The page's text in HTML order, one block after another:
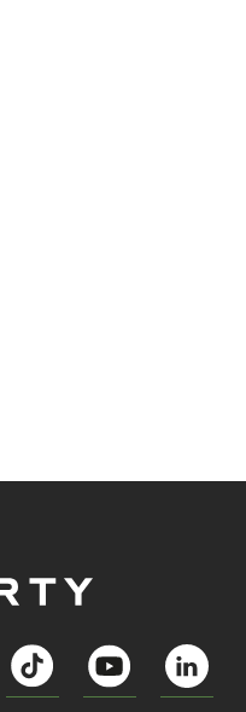
Freiheit zu führen. So